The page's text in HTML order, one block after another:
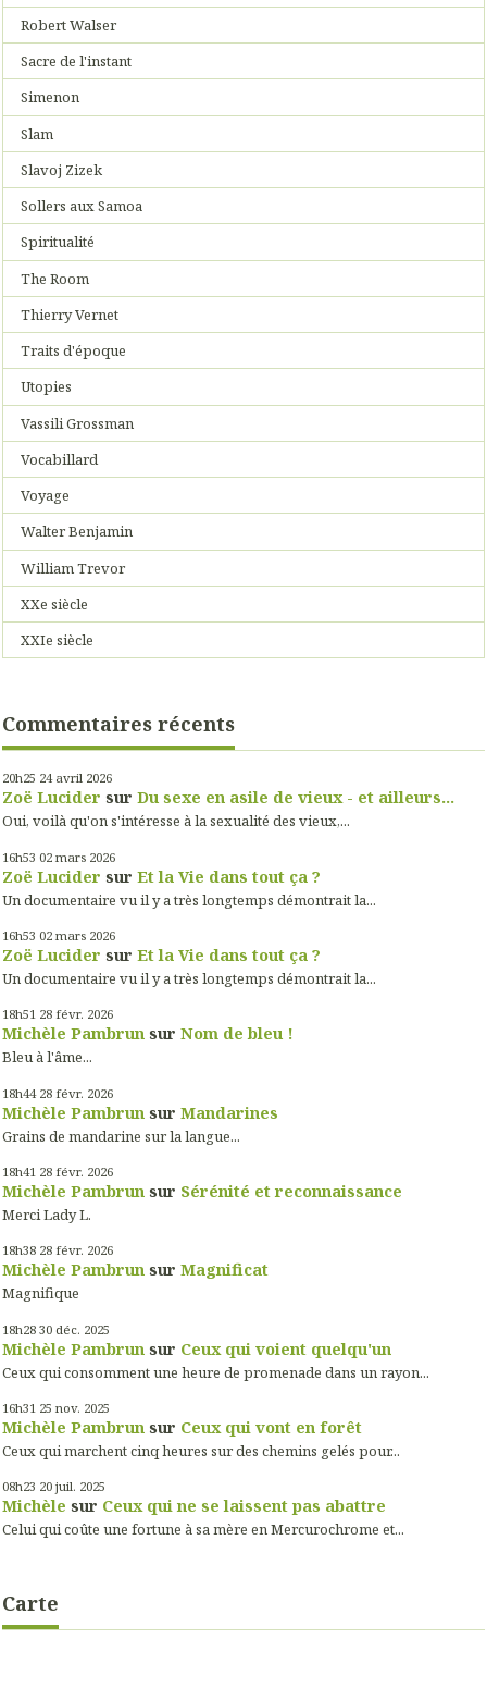
Robert Walser
Sacre de l'instant
Simenon
Slam
Slavoj Zizek
Sollers aux Samoa
Spiritualité
The Room
Thierry Vernet
Traits d'époque
Utopies
Vassili Grossman
Vocabillard
Voyage
Walter Benjamin
William Trevor
XXe siècle
XXIe siècle
Commentaires récents
20h25 24 avril 2026
Zoë Lucider sur Du sexe en asile de vieux - et ailleurs...
Oui, voilà qu'on s'intéresse à la sexualité des vieux,...
16h53 02 mars 2026
Zoë Lucider sur Et la Vie dans tout ça ?
Un documentaire vu il y a très longtemps démontrait la...
16h53 02 mars 2026
Zoë Lucider sur Et la Vie dans tout ça ?
Un documentaire vu il y a très longtemps démontrait la...
18h51 28 févr. 2026
Michèle Pambrun sur Nom de bleu !
Bleu à l'âme...
18h44 28 févr. 2026
Michèle Pambrun sur Mandarines
Grains de mandarine sur la langue...
18h41 28 févr. 2026
Michèle Pambrun sur Sérénité et reconnaissance
Merci Lady L.
18h38 28 févr. 2026
Michèle Pambrun sur Magnificat
Magnifique
18h28 30 déc. 2025
Michèle Pambrun sur Ceux qui voient quelqu'un
Ceux qui consomment une heure de promenade dans un rayon...
16h31 25 nov. 2025
Michèle Pambrun sur Ceux qui vont en forêt
Ceux qui marchent cinq heures sur des chemins gelés pour...
08h23 20 juil. 2025
Michèle sur Ceux qui ne se laissent pas abattre
Celui qui coûte une fortune à sa mère en Mercurochrome et...
Carte